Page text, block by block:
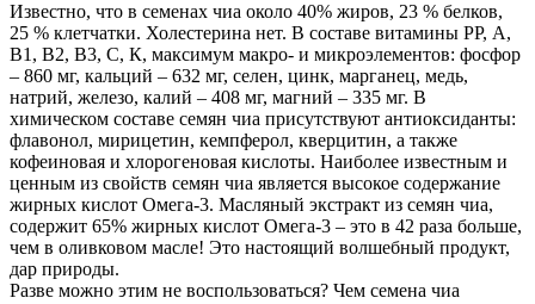
Известно, что в семенах чиа около 40% жиров, 23 % белков,
25 % клетчатки. Холестерина нет. В составе витамины РР, А,
В1, В2, В3, С, К, максимум макро- и микроэлементов: фосфор
– 860 мг, кальций – 632 мг, селен, цинк, марганец, медь,
натрий, железо, калий – 408 мг, магний – 335 мг. В
химическом составе семян чиа присутствуют антиоксиданты:
флавонол, мирицетин, кемпферол, кверцитин, а также
кофеиновая и хлорогеновая кислоты. Наиболее известным и
ценным из свойств семян чиа является высокое содержание
жирных кислот Омега-3. Масляный экстракт из семян чиа,
содержит 65% жирных кислот Омега-3 – это в 42 раза больше,
чем в оливковом масле! Это настоящий волшебный продукт,
дар природы.
Разве можно этим не воспользоваться? Чем семена чиа